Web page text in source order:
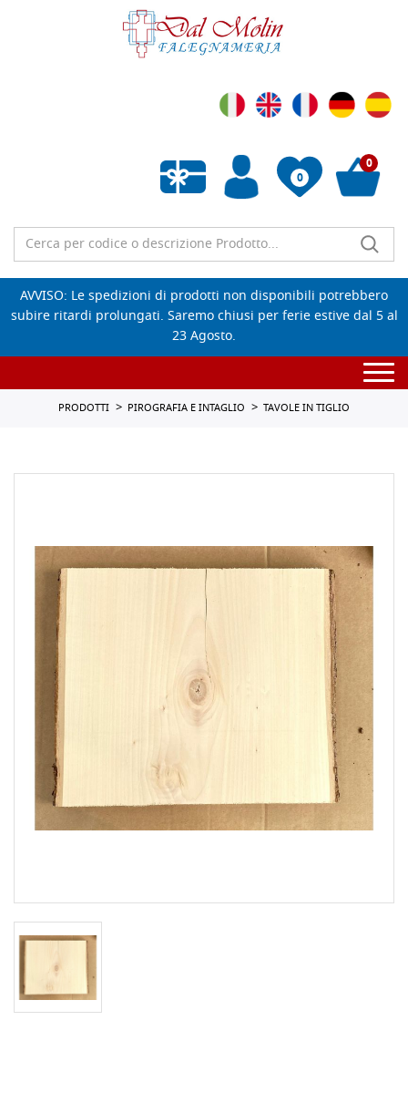
0
Wishlist vuota
0
AVVISO: Le spedizioni di prodotti non disponibili potrebbero
subire ritardi prolungati. Saremo chiusi per ferie estive dal 5 al
23 Agosto.
PRODOTTI PIROGRAFIA E INTAGLIO TAVOLE IN TIGLIO